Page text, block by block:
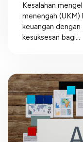
Kesalahan
menengah
keuangan
kesuksesan bagi...